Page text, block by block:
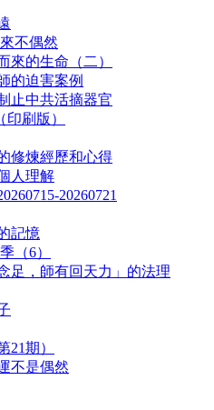
不偶然
來的生命（二）
的迫害案例
止中共活摘器官
印刷版）
修煉經歷和心得
人理解
20260721
記憶
（6）
足，師有回天力」的法理
21期）
不是偶然